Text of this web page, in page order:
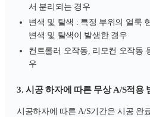
서 분리되는 경우
변색 및 탈색 : 특정 부위의 얼룩
변색 및 탈색이 발생한 경우
컨트롤러 오작동, 리모컨 오작동
우
3. 시공 하자에 따른 무상 A/S적용
시공하자에 따른 A/S기간은 시공 완